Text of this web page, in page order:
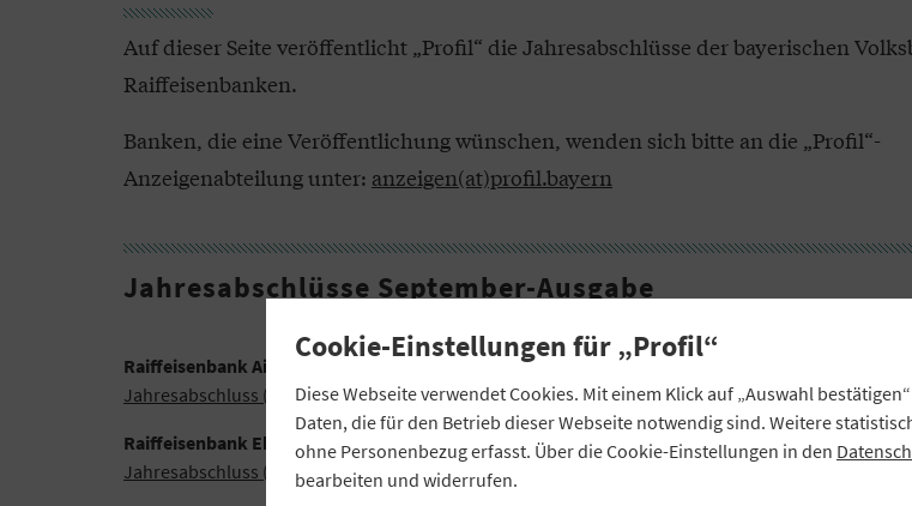
Auf dieser Seite veröffentlicht „Profil“ die Jahresabschlüsse der bayerischen
Raiffeisenbanken.
Banken, die eine Veröffentlichung wünschen, wenden sich bitte an die „Profil“-
Anzeigenabteilung unter: anzeigen(at)profil.bayern
Jahresabschlüsse September-Ausgabe
Raiffeisenbank Aitrang-Ruderatshofen
Jahresabschluss (PDF)
Raiffeisenbank Ehekirchen-Oberhausen
Jahresabschluss (PDF)
Cookie-Einstellungen für „Profil“
Diese Webseite verwendet Cookies. Mit einem Klick auf „Auswahl
Daten, die für den Betrieb dieser Webseite notwendig sind. Weitere
ohne Personenbezug erfasst. Über die Cookie-Einstellungen in den
bearbeiten und widerrufen.